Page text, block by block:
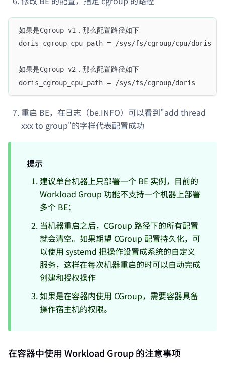
如果是Cgroup v1，那么配置路径如下
doris_cgroup_cpu_path = /sys/fs/cgroup/cpu/doris
如果是Cgroup v2，那么配置路径如下
doris_cgroup_cpu_path = /sys/fs/cgroup/doris
重启 BE，在日志（be.INFO）可以看到"add thread
xxx to group"的字样代表配置成功
提示
建议单台机器上只部署一个 BE 实例，目前的
Workload Group 功能不支持一个机器上部署
多个 BE；
当机器重启之后，CGroup 路径下的所有配置
就会清空。如果期望 CGroup 配置持久化，可
以使用 systemd 把操作设置成系统的自定义
服务，这样在每次机器重启的时可以自动完成
创建和授权操作
如果是在容器内使用 CGroup，需要容器具备
操作宿主机的权限。
在容器中使用 Workload Group 的注意事项